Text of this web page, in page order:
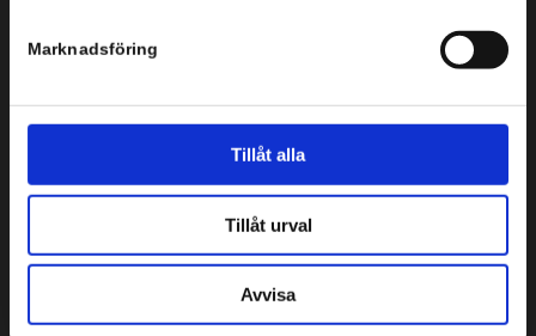
Marknadsföring
Tillåt alla
Tillåt urval
Avvisa
111 30 Stockholm